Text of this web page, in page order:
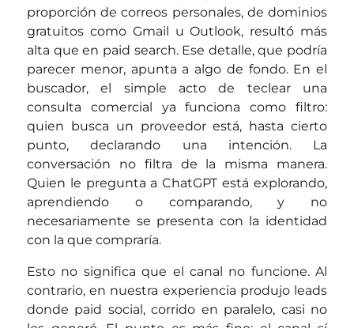
proporción de correos personales, de dominios
gratuitos como Gmail u Outlook, resultó más
alta que en paid search. Ese detalle, que podría
parecer menor, apunta a algo de fondo. En el
buscador, el simple acto de teclear una
consulta comercial ya funciona como filtro:
quien busca un proveedor está, hasta cierto
punto, declarando una intención. La
conversación no filtra de la misma manera.
Quien le pregunta a ChatGPT está explorando,
aprendiendo o comparando, y no
necesariamente se presenta con la identidad
con la que compraría.
Esto no significa que el canal no funcione. Al
contrario, en nuestra experiencia produjo leads
donde paid social, corrido en paralelo, casi no